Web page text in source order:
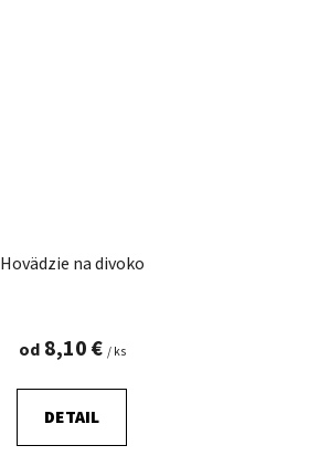
Hovädzie na divoko
od8,10 € / ks
DETAIL